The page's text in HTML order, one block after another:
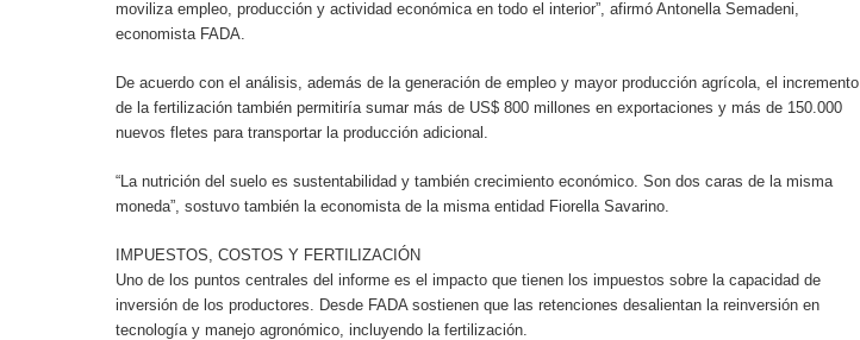
moviliza empleo, producción y actividad económica en todo el interior”, afirmó Antonella Semadeni,
economista FADA.
De acuerdo con el análisis, además de la generación de empleo y mayor producción agrícola, el incremento
de la fertilización también permitiría sumar más de US$ 800 millones en exportaciones y más de 150.000
nuevos fletes para transportar la producción adicional.
“La nutrición del suelo es sustentabilidad y también crecimiento económico. Son dos caras de la misma
moneda”, sostuvo también la economista de la misma entidad Fiorella Savarino.
IMPUESTOS, COSTOS Y FERTILIZACIÓN
Uno de los puntos centrales del informe es el impacto que tienen los impuestos sobre la capacidad de
inversión de los productores. Desde FADA sostienen que las retenciones desalientan la reinversión en
tecnología y manejo agronómico, incluyendo la fertilización.